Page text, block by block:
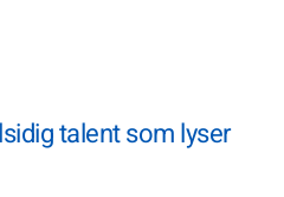
talent som lyser